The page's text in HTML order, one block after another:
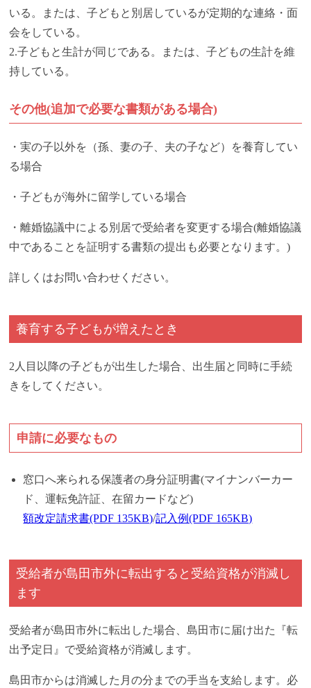
いる。または、子どもと別居しているが定期的な連絡・面
会をしている。
2.子どもと生計が同じである。または、子どもの生計を維
持している。
その他(追加で必要な書類がある場合)
・実の子以外を（孫、妻の子、夫の子など）を養育してい
る場合
・子どもが海外に留学している場合
・離婚協議中による別居で受給者を変更する場合(離婚協議
中であることを証明する書類の提出も必要となります。)
詳しくはお問い合わせください。
養育する子どもが増えたとき
2人目以降の子どもが出生した場合、出生届と同時に手続
きをしてください。
申請に必要なもの
窓口へ来られる保護者の身分証明書(マイナンバーカー
ド、運転免許証、在留カードなど)
額改定請求書(PDF 135KB)/記入例(PDF 165KB)
受給者が島田市外に転出すると受給資格が消滅し
ます
受給者が島田市外に転出した場合、島田市に届け出た『転
出予定日』で受給資格が消滅します。
島田市からは消滅した月の分までの手当を支給します。必